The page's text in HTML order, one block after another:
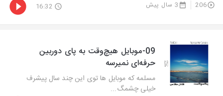
206 3 سال پیش 16:32
09-موبایل هیچ‌وقت به پای دوربین
حرفه‌ای نمیرسه
مسلمه که موبایل ها توی این چند سال پیشرف
خیلی چشمگ...